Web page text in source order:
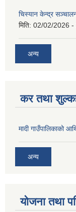
चिस्यान केन्द्र
मिति: 02/02/2026 -
अन्य
कर तथा
मादी गाउँपालिकाको
अन्य
योजना तथा